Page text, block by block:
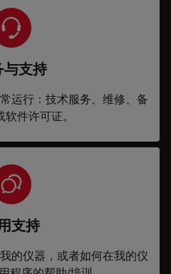
与支持
运行：技术服务、维修、备
件许可证。
支持
的仪器，或者如何在我的仪